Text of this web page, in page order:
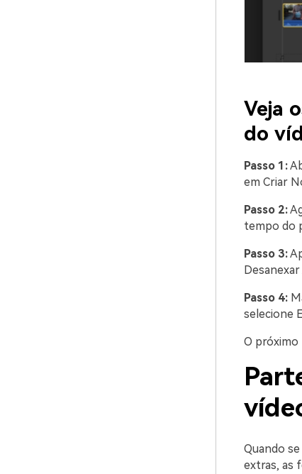
Veja
do
Passo 1:
em Criar
Passo 2:
tempo do
Passo 3:
Desanexar
Passo 4:
selecione
O próximo
Quando
extras, as